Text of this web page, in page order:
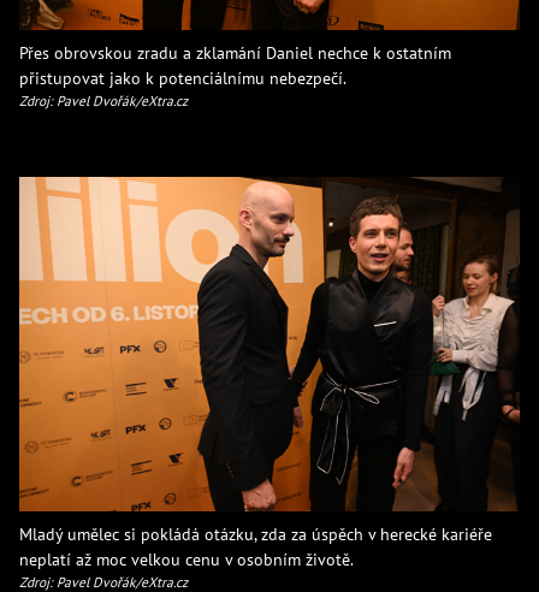
Přes obrovskou zradu a zklamání Daniel nechce k ostatním
přistupovat jako k potenciálnímu nebezpečí.
Zdroj: Pavel Dvořák/eXtra.cz
Mladý umělec si pokládá otázku, zda za úspěch v herecké kariéře
neplatí až moc velkou cenu v osobním životě.
Zdroj: Pavel Dvořák/eXtra.cz